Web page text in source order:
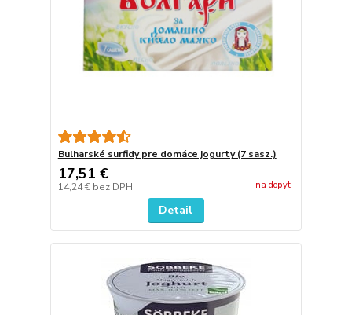
Bulharské surfidy pre domáce jogurty (7 sasz.)
17,51 €
14,24 € bez DPH na dopyt
Detail